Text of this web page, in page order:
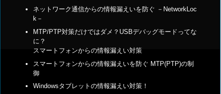
ネットワーク通信からの情報漏えいを防ぐ －NetworkLoc
k－
MTP/PTP対策だけではダメ？USBデバッグモードってな
に？
スマートフォンからの情報漏えい対策
スマートフォンからの情報漏えいを防ぐ MTP(PTP)の制
御
Windowsタブレットの情報漏えい対策！